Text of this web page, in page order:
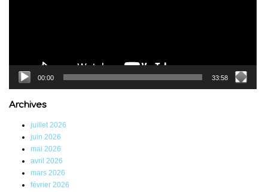
00:00 33:58
Archives
juillet 2026
juin 2026
mai 2026
avril 2026
mars 2026
février 2026